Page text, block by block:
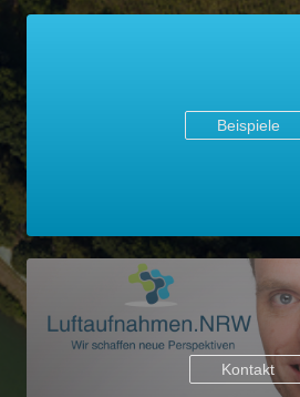
Beispiele
Kontakt